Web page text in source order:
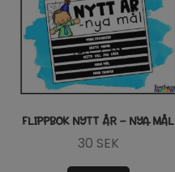
FLIPPBOK NYTT ÅR – NYA MÅL
30 SEK